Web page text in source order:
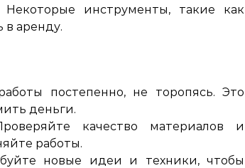
инструменты‚ такие как
в аренду.
постепенно‚ не торопясь. Это
деньги.
качество материалов и
работы.
новые идеи и техники‚ чтобы